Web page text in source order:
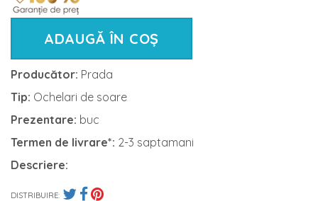
ADAUGĂ ÎN COȘ
Producător: Prada
Tip: Ochelari de soare
Prezentare: buc
Termen de livrare*: 2-3 saptamani
Descriere:
DISTRIBUIRE: